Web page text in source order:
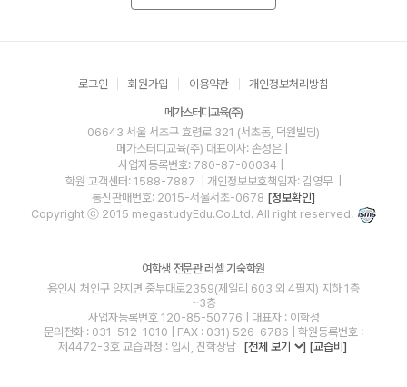
로그인 회원가입 이용약관 개인정보처리방침
메가스터디교육(주)
06643 서울 서초구 효령로 321 (서초동, 덕원빌딩)
메가스터디교육(주) 대표이사: 손성은 |
사업자등록번호: 780-87-00034
학원 고객센터: 1588-7887
| 개인정보보호책임자: 김영무
통신판매번호: 2015-서울서초-0678 [정보확인]
Copyright ⓒ 2015 megastudyEdu.Co.Ltd. All right reserved.
여학생 전문관 러셀 기숙학원
용인시 처인구 양지면 중부대로2359(제일리 603 외 4필지) 지하 1층
~3층
사업자등록번호 120-85-50776 | 대표자 : 이학성
문의전화 : 031-512-1010 | FAX : 031) 526-6786 | 학원등록번호 :
제4472-3호 교습과정 : 입시, 진학상담
[전체 보기 ] [교습비]